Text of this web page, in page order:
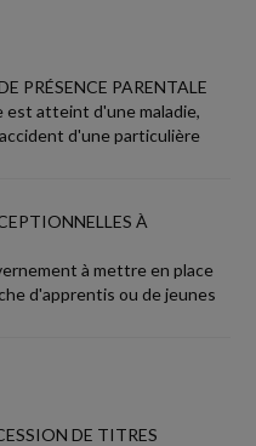
PRÉSENCE PARENTALE
est atteint d'une maladie,
d'une particulière
À
à mettre en place
d'apprentis ou de jeunes
DE TITRES